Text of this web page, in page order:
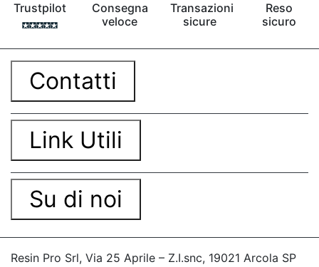
Trustpilot
Consegna
veloce
Transazioni
sicure
Reso
sicuro
Contatti
Link Utili
Su di noi
Resin Pro Srl, Via 25 Aprile – Z.I.snc, 19021 Arcola SP